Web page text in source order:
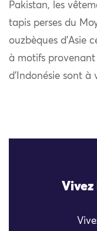
Pakistan, les
tapis perses du
ouzbèques d’Asie
à motifs
d’Indonésie sont à
Vivez